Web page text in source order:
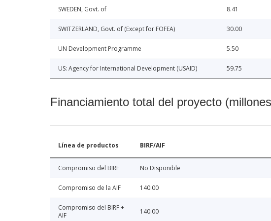
SWEDEN, Govt. of 8.41
SWITZERLAND, Govt. of (Except for FOFEA) 30.00
UN Development Programme 5.50
US: Agency for International Development (USAID) 59.75
Financiamiento total del proyecto
Línea de productos BIRF/AIF
Compromiso del BIRF No Disponible
Compromiso de la AIF 140.00
Compromiso del BIRF +
AIF
140.00